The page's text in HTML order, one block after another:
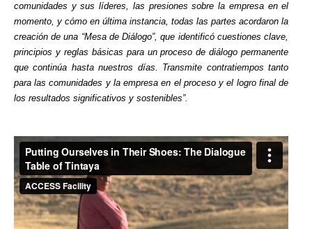
comunidades y sus líderes, las presiones sobre la empresa en el
momento, y cómo en última instancia, todas las partes acordaron la
creación de una “Mesa de Diálogo”, que identificó cuestiones clave,
principios y reglas básicas para un proceso de diálogo permanente
que continúa hasta nuestros días. Transmite contratiempos tanto
para las comunidades y la empresa en el proceso y el logro final de
los resultados significativos y sostenibles”.